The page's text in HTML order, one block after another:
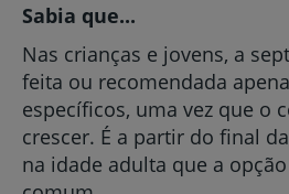
Sabia que...
Nas crianças e jovens, a
feita ou recomendada
específicos, uma vez que o
crescer. É a partir do final
na idade adulta que a